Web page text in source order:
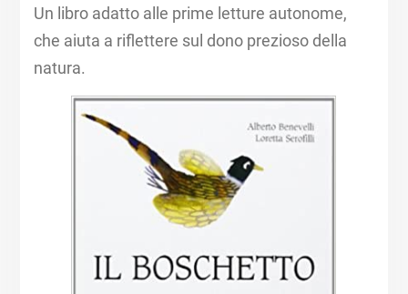
Un libro adatto alle prime letture autonome,
che aiuta a riflettere sul dono prezioso della
natura.​